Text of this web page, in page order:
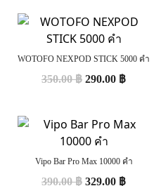
WOTOFO NEXPOD STICK 5000 คำ
350.00฿ 290.00 ฿
Vipo Bar Pro Max 10000 คำ
390.00฿ 329.00 ฿